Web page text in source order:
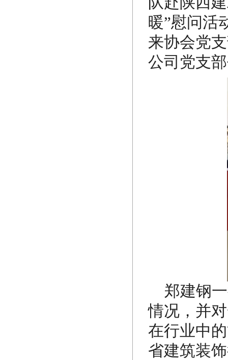
暖”慰问活
来协会党
公司党支
郑建钢
情况，并
在行业中
省建筑装